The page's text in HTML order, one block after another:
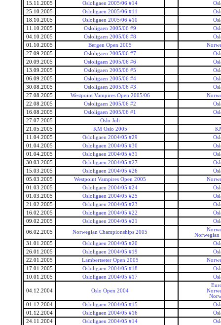
15.11.2005 Osloligaen 2005/06 #14
25.10.2005
Osloligaen 2005/06 #11
18.10.2005
Osloligaen 2005/06 #10
11.10.2005
Osloligaen 2005/06 #9
04.10.2005
Osloligaen 2005/06 #8
01.10.2005
Bergen Open 2005
27.09.2005
Osloligaen 2005/06 #7
20.09.2005
Osloligaen 2005/06 #6
13.09.2005
Osloligaen 2005/06 #5
06.09.2005
Osloligaen 2005/06 #4
30.08.2005
Osloligaen 2005/06 #3
27.08.2005
Westpoint Vampires Open 2005/06
22.08.2005
Osloligaen 2005/06 #2
16.08.2005
Osloligaen 2005/06 #1
27.07.2005
Oslo Juli
21.05.2005
KM Oslo 2005
11.04.2005
Osloligaen 2004/05 #29
01.04.2005
Osloligaen 2004/05 #30
01.04.2005
Osloligaen 2004/05 #31
30.03.2005
Osloligaen 2004/05 #27
15.03.2005
Osloligaen 2004/05 #26
05.03.2005
Westpoint Vampires Open 2005
01.03.2005
Osloligaen 2004/05 #24
01.03.2005
Osloligaen 2004/05 #25
21.02.2005
Osloligaen 2004/05 #23
16.02.2005
Osloligaen 2004/05 #22
09.02.2005
Osloligaen 2004/05 #21
06.02.2005
Norwegian Championships 2005
Norwegian
31.01.2005
Osloligaen 2004/05 #20
26.01.2005
Osloligaen 2004/05 #19
22.01.2005
Lambertseter Open 2005
17.01.2005
Osloligaen 2004/05 #18
10.01.2005
Osloligaen 2004/05 #17
04.12.2004 Oslo Open 2004
01.12.2004
Osloligaen 2004/05 #15
01.12.2004
Osloligaen 2004/05 #16
24.11.2004
Osloligaen 2004/05 #14